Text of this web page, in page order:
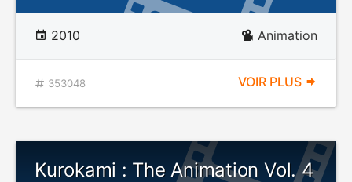
2010 Animation
353048 VOIR PLUS
Kurokami : The Animation Vol. 4